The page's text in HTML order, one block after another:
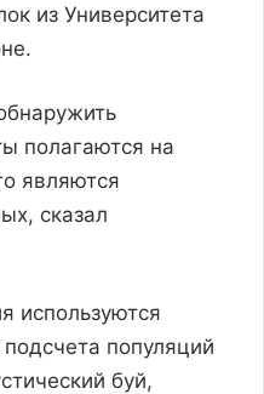
из Университета
полагаются на
являются
сказал
используются
популяций
буй,